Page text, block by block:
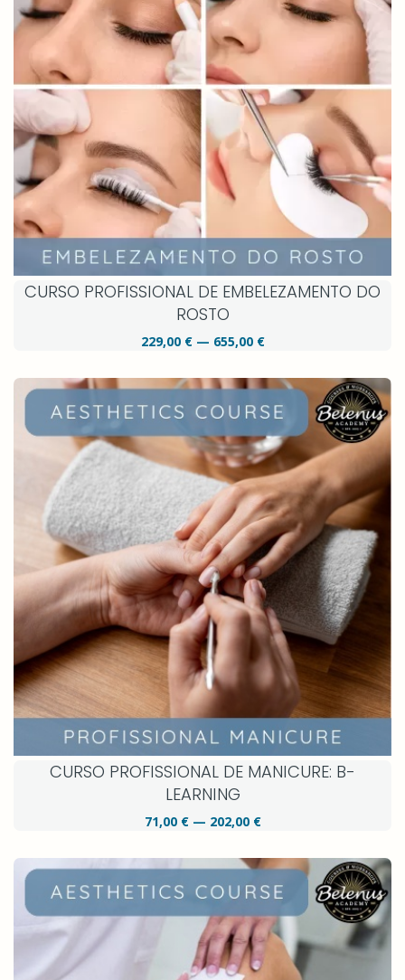
CURSO PROFISSIONAL DE EMBELEZAMENTO DO
ROSTO
229,00 € — 655,00 €
CURSO PROFISSIONAL DE MANICURE: B-
LEARNING
71,00 € — 202,00 €